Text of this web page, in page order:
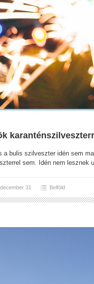
a bulis szilveszter idén sem
sem. Idén nem lesznek
31 Belföld